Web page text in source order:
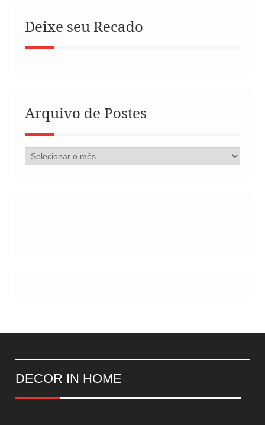
Deixe seu Recado
Arquivo de Postes
Arquivo
de
DECOR IN HOME